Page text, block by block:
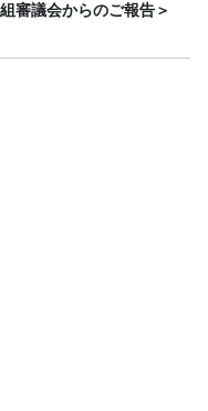
審議会からのご報告＞